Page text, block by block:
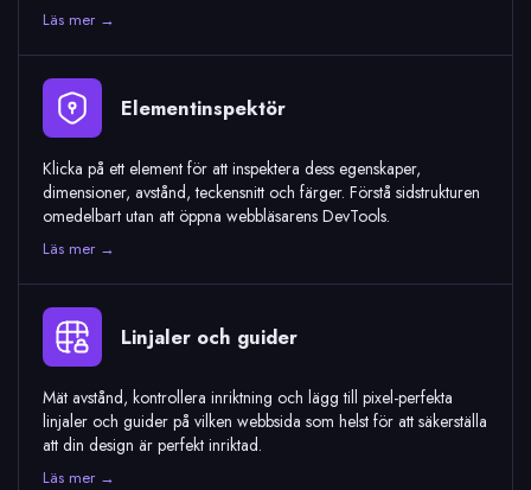
Läs mer →
Elementinspektör
Klicka på ett element för att inspektera dess egenskaper,
dimensioner, avstånd, teckensnitt och färger. Förstå sidstrukturen
omedelbart utan att öppna webbläsarens DevTools.
Läs mer →
Linjaler och guider
Mät avstånd, kontrollera inriktning och lägg till pixel-perfekta
linjaler och guider på vilken webbsida som helst för att säkerställa
att din design är perfekt inriktad.
Läs mer →